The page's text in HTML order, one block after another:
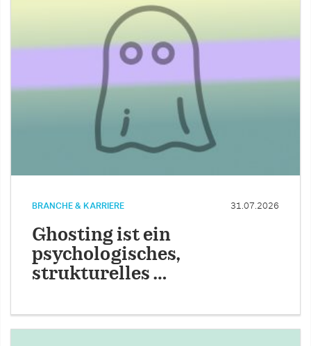
BRANCHE & KARRIERE 31.07.2026
Ghosting ist ein
psychologisches,
strukturelles …